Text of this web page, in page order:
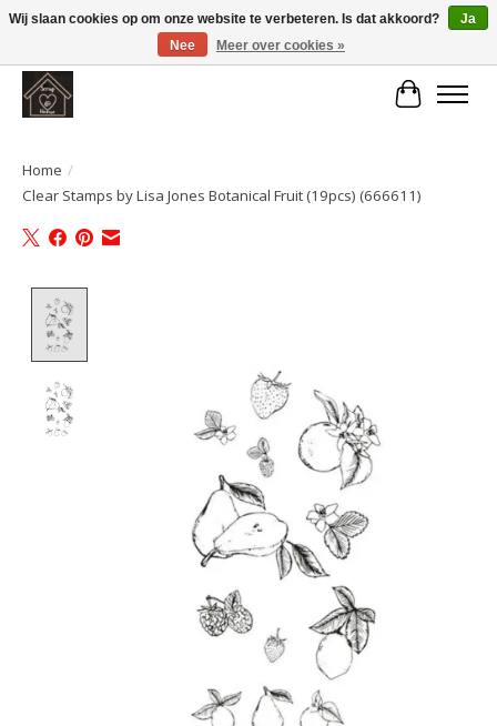
Large selection of products and fast shipping!
Home /
Clear Stamps by Lisa Jones Botanical Fruit (19pcs) (666611)
Wij slaan cookies op om onze website te verbeteren. Is dat akkoord?
Ja
Nee
Meer over cookies »